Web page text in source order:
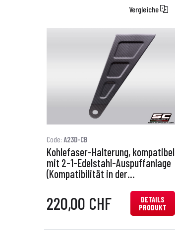
Vergleiche
Code: A23D-CB
Kohlefaser-Halterung, kompatibel
mit 2-1-Edelstahl-Auspuffanlage
(Kompatibilität in der
Beschreibung prüfen)
220,00 CHF
DETAILS
PRODUKT